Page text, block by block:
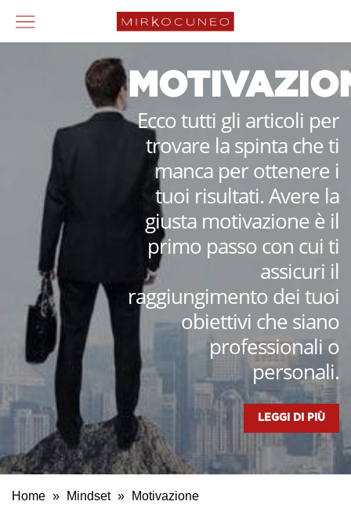
Ecco tutti gli articoli per
trovare la spinta che ti
manca per ottenere i
tuoi risultati. Avere la
giusta motivazione è il
primo passo con cui ti
assicuri il
raggiungimento dei tuoi
obiettivi che siano
professionali o
personali.
LEGGI DI PIÙ
Home » Mindset » Motivazione